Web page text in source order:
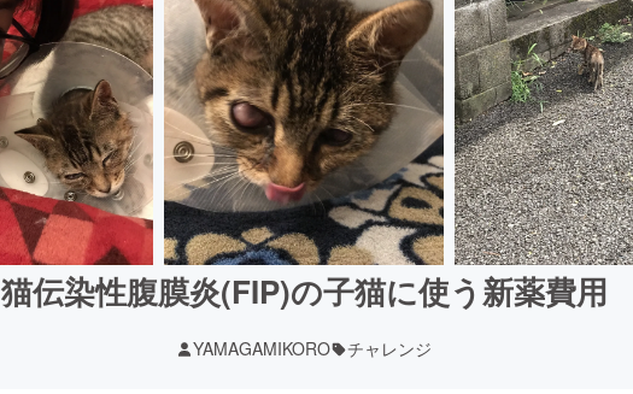
猫伝染性腹膜炎(FIP)の子猫に使う新薬費用
YAMAGAMIKORO チャレンジ